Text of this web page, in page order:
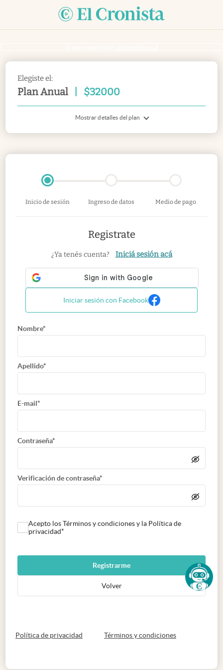
Elegiste el:
Plan Anual $32000
Mostrar detalles del plan
Inicio de sesión Ingreso de datos Medio de pago
Registrate
¿Ya tenés cuenta? Iniciá sesión acá
Iniciar sesión con Facebook
Nombre*
Apellido*
E-mail*
Contraseña*
Verificación de contraseña*
Acepto los Términos y condiciones y la Política de
privacidad*
Registrarme
Volver
Política de privacidad abre en nueva pestaña
Términos y condicionesabre en nueva